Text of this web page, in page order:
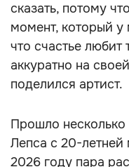
сказать, потому
момент, который у
что счастье
аккуратно на
поделился артист.
Прошло
Лепса с 20-
2026 году пара